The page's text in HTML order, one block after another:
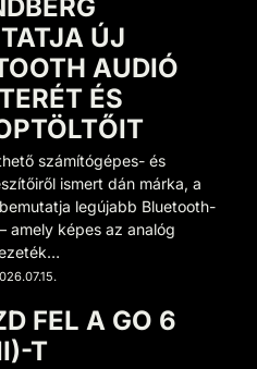
ÚJ
AUDIÓ
ÉS
számítógépes- és
ismert dán márka, a
legújabb Bluetooth-
amely képes az analóg
FEL A GO 6
T